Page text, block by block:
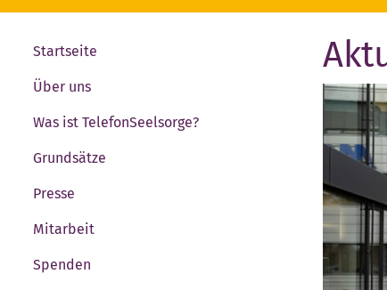
Startseite
Über uns
Was ist TelefonSeelsorge?
Grundsätze
Presse
Mitarbeit
Spenden